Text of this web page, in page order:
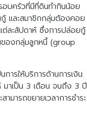
อบครัวที่มีที่ดินทำกินน้อย
กู้ และสมาชิกกลุ่มต้องคอย
ต่ละสัปดาห์ ซึ่งการปล่อยกู้
ของกลุ่มลูกหนี้ (group
ารให้บริการด้านการเงิน
มาเป็น 3 เดือน จนถึง 3 ปี
มารถขยายเวลาการชำระ